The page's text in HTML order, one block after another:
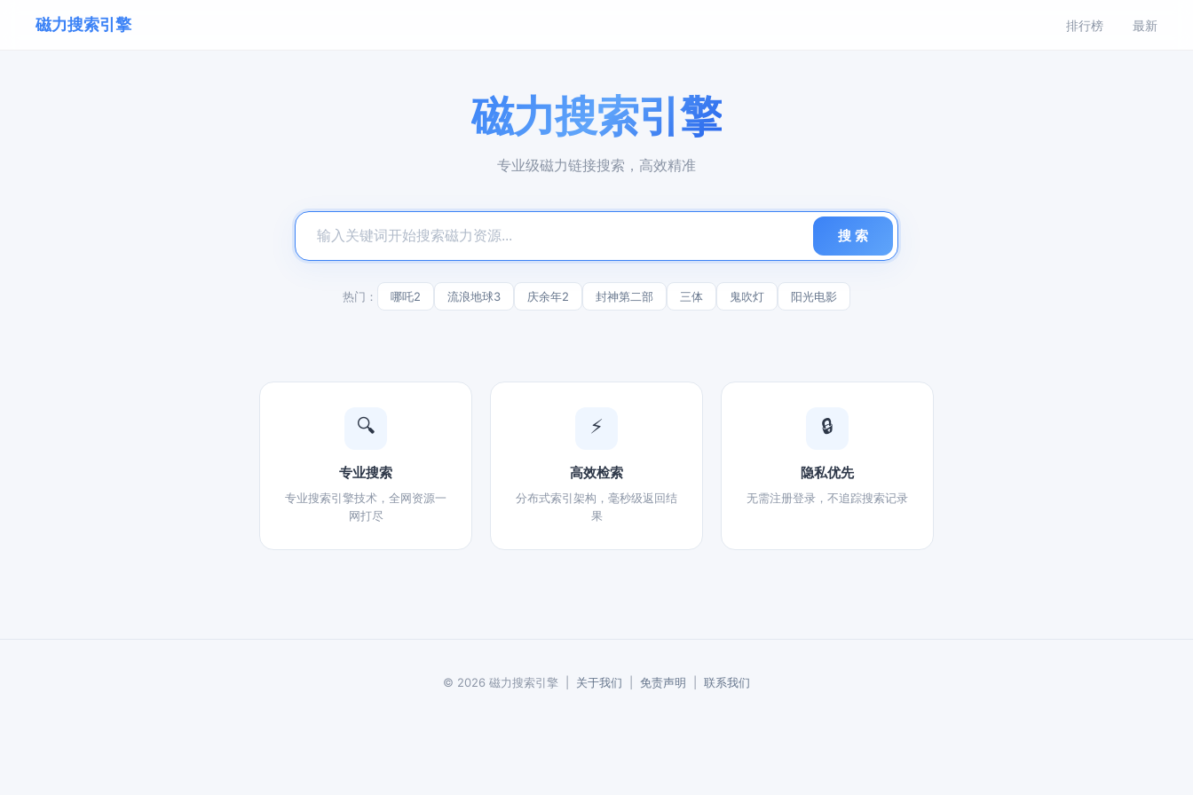
磁力搜索引擎 排行榜 最新
磁力搜索引擎
专业级磁力链接搜索，高效精准
搜 索
热门： 哪吒2 流浪地球3 庆余年2 封神第二部 三体 鬼吹灯 阳光电影
🔍
专业搜索
专业搜索引擎技术，全网资源一
网打尽
⚡
高效检索
分布式索引架构，毫秒级返回结
果
🔒
隐私优先
无需注册登录，不追踪搜索记录
© 2026 磁力搜索引擎 | 关于我们 免责声明 联系我们